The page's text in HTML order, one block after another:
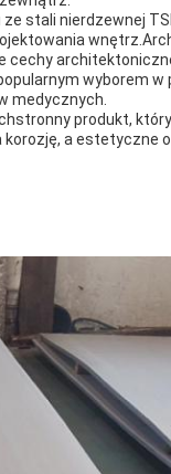
stali nierdzewnej
cechy
popularnym wyborem
medycznych.
produkt,
a estetyczne